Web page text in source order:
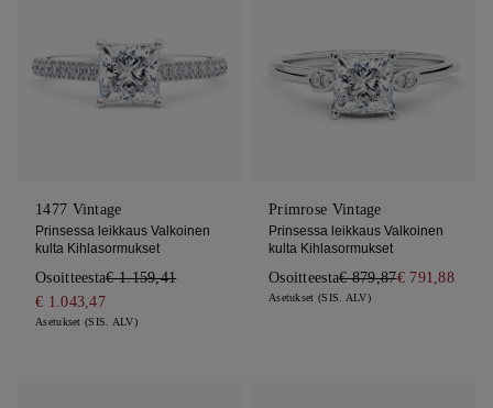
1477 Vintage
Prinsessa leikkaus Valkoinen
kulta Kihlasormukset
Osoitteesta€ 1.159,41
€ 1.043,47
Asetukset (SIS. ALV)
Primrose Vintage
Prinsessa leikkaus Valkoinen
kulta Kihlasormukset
Osoitteesta€ 879,87€ 791,88
Asetukset (SIS. ALV)